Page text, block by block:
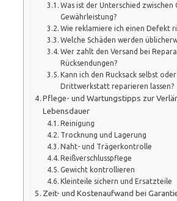
Was ist der Unterschied zwischen
Gewährleistung?
Wie reklamiere ich einen Defekt
Welche Schäden werden
Wer zahlt den Versand bei
Rücksendungen?
Kann ich den Rucksack selbst
Drittwerkstatt reparieren lassen?
Pflege- und Wartungstipps zur
Lebensdauer
Reinigung
Trocknung und Lagerung
Naht- und Trägerkontrolle
Reißverschlusspflege
Gewicht kontrollieren
Kleinteile sichern und Ersatzteile
Zeit- und Kostenaufwand bei